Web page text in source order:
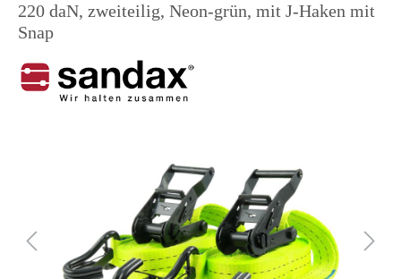
220 daN, zweiteilig, Neon-grün, mit J-Haken mit
Snap